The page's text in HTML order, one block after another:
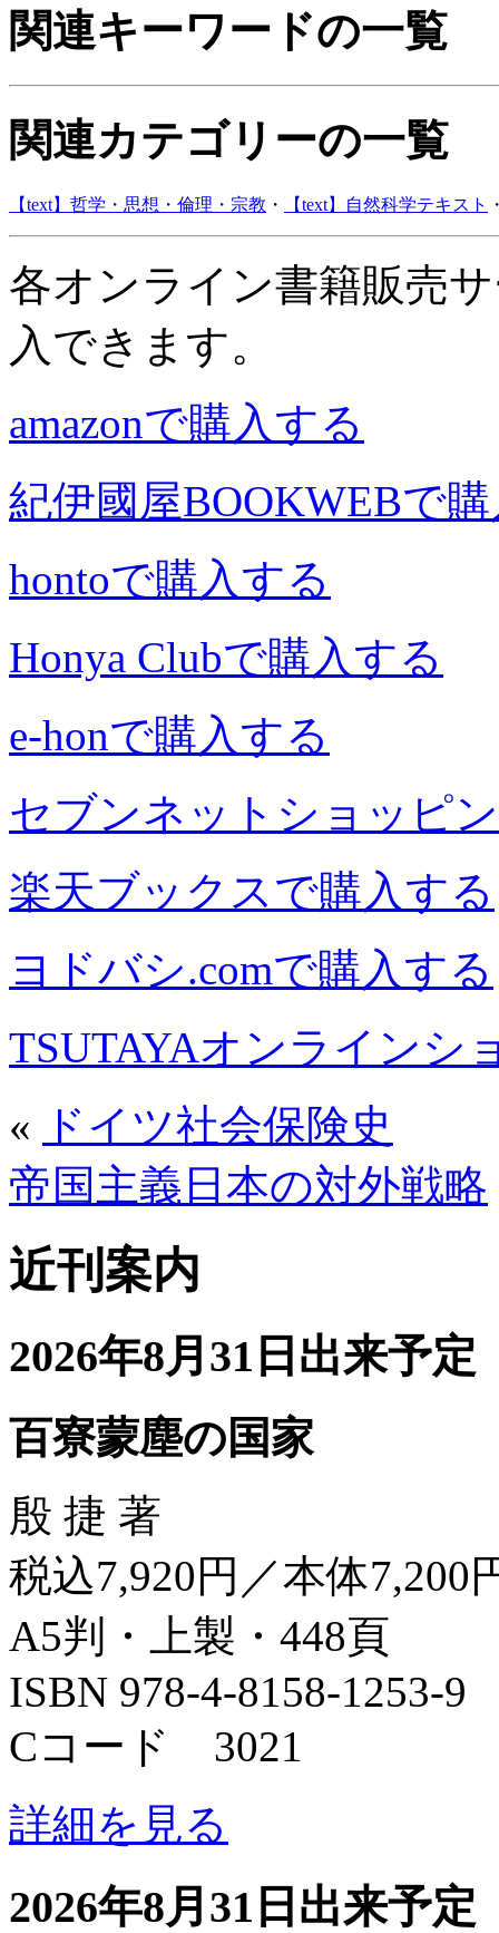
関連キーワードの一覧
関連カテゴリーの一覧
【text】哲学・思想・倫理・宗教 ・ 【text】自然科学テキスト
各オンライン書籍販売
入できます。
amazonで購入する
紀伊國屋BOOKWEBで
hontoで購入する
Honya Clubで購入する
e-honで購入する
セブンネットショッピ
楽天ブックスで購入する
ヨドバシ.comで購入する
TSUTAYAオンラインシ
«
ドイツ社会保険史
帝国主義日本の対外戦略
近刊案内
2026年8月31日出来予定
百寮蒙塵の国家
殷 捷 著
税込7,920円／本体7,200
A5判・上製・448頁
ISBN 978-4-8158-1253-9
Cコード 3021
詳細を見る
2026年8月31日出来予定